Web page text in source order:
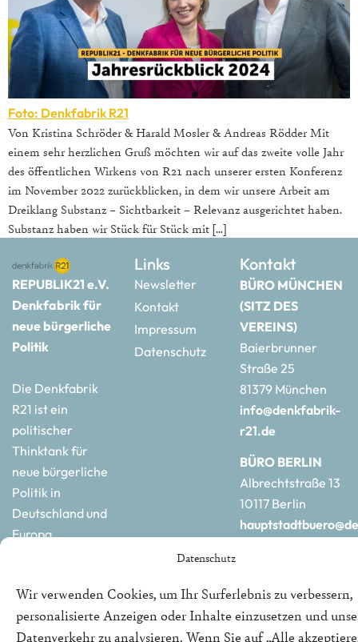
Datenschutz
Wir verwenden Cookies, um Ihr Surferlebnis zu verbessern,
personalisierte Anzeigen oder Inhalte einzusetzen und
Datenverkehr zu analysieren. Wenn Sie auf „Alle
Foto: Denkfabrik R21
Von Kristina Schröder & Harald Mosler & Andreas Rödder Mit
einem sehr herzlichen Gruß möchten wir auf das zweite volle Jahr
des öffentlichen Wirkens von R21 nach unserer ersten Konferenz
im November 2022 zurückblicken, in dem wir unsere Arbeit am
Dreiklang Substanz – Sichtbarkeit – Relevanz ausgerichtet haben.
Substanz haben wir Stück für Stück mit […]
REPUBLIK21 e.V.
Denkfabrik für
neue bürgerliche
Politik
Die Denkfabrik
R21 ist ein
politischer
Thinktank für
neue bürgerliche
Politik in
Deutschland und
Europa.
Links
Newsletter
Kontakt
Impressum
Datenschutz
Kontakt
BÜRO MÜNCHEN
(SITZ DES
VEREINS)
Baierbrunner
Straße 25
81379 München
info@denkfabrik-
r21.de
BÜRO BERLIN
Albrechtstraße 13
10117 Berlin